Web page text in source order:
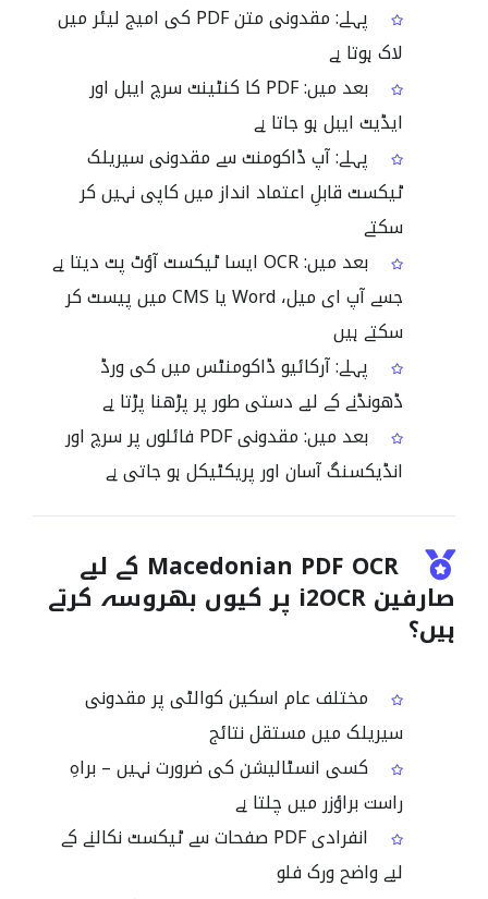
پہلے: مقدونی متن PDF کی امیج لیئر میں
لاک ہوتا ہے
بعد میں: PDF کا کنٹینٹ سرچ ایبل اور
ایڈیٹ ایبل ہو جاتا ہے
پہلے: آپ ڈاکومنٹ سے مقدونی سیریلک
ٹیکسٹ قابلِ اعتماد انداز میں کاپی نہیں کر
سکتے
بعد میں: OCR ایسا ٹیکسٹ آؤٹ پٹ دیتا ہے
جسے آپ ای میل، Word یا CMS میں پیسٹ کر
سکتے ہیں
پہلے: آرکائیو ڈاکومنٹس میں کی ورڈ
ڈھونڈنے کے لیے دستی طور پر پڑھنا پڑتا ہے
بعد میں: مقدونی PDF فائلوں پر سرچ اور
انڈیکسنگ آسان اور پریکٹیکل ہو جاتی ہے
Macedonian PDF OCR کے لیے
صارفین i2OCR پر کیوں بھروسہ کرتے
ہیں؟
مختلف عام اسکین کوالٹی پر مقدونی
سیریلک میں مستقل نتائج
کسی انسٹالیشن کی ضرورت نہیں – براہِ
راست براؤزر میں چلتا ہے
انفرادی PDF صفحات سے ٹیکسٹ نکالنے کے
لیے واضح ورک فلو